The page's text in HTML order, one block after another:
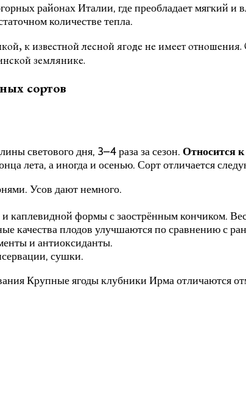
районах Италии, где преобладает мягкий
количестве тепла.
к известной лесной ягоде не имеет отношения.
землянике.
сортов
светового дня, 3–4 раза за сезон. Относится
лета, а иногда и осенью. Сорт отличается
Усов дают немного.
каплевидной формы с заострённым кончиком.
качества плодов улучшаются по сравнению с
и антиоксиданты.
сушки.
Крупные ягоды клубники Ирма отличаются